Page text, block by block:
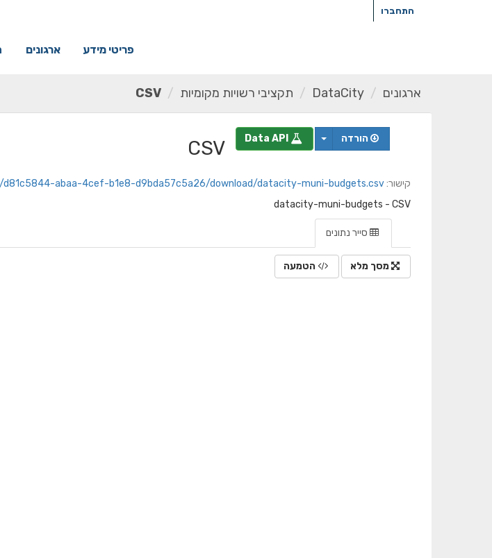
התחברו
פריטי מידע ארגונים
ארגונים DataCity תקציבי רשויות מקומיות CSV
הורדה CSV
קישור:d81c5844-abaa-4cef-b1e8-d9bda57c5a26/download/datacity-muni-budgets.csv
datacity-muni-budgets - CSV
סייר נתונים
מסך מלא הטמעה